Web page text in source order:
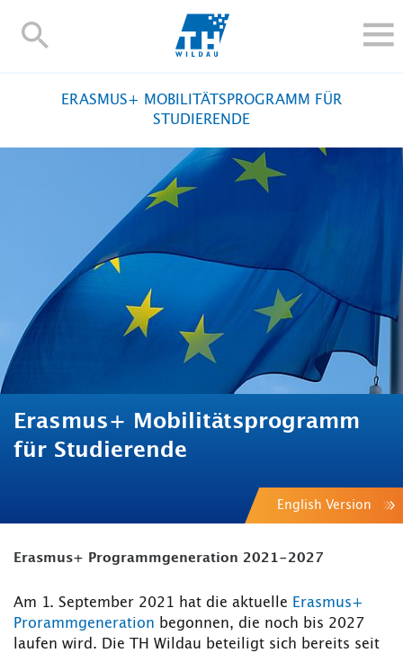
TH-
STUDIEREN UND WEITERBILDEN
FORSCHUNG UND TRANSFER
INTERNATIONAL
BESCHÄFTIGTE
Blogs Kontakt und Anfahrt Webmail Moodle
TH Online-Portal Personensuche English
ERASMUS+ MOBILITÄTSPROGRAMM FÜR
STUDIERENDE
Erasmus+ Mobilitätsprogramm
für Studierende
English Version
Erasmus+ Programmgeneration 2021-2027
Am 1. September 2021 hat die aktuelle Erasmus+
Prorammgeneration begonnen, die noch bis 2027
laufen wird. Die TH Wildau beteiligt sich bereits seit